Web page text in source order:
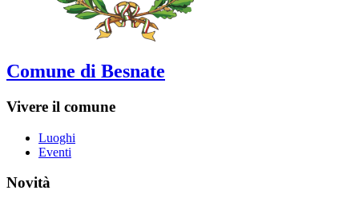
Comune di Besnate
Vivere il comune
Luoghi
Eventi
Novità